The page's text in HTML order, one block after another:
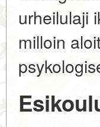
urheilulaji
milloin